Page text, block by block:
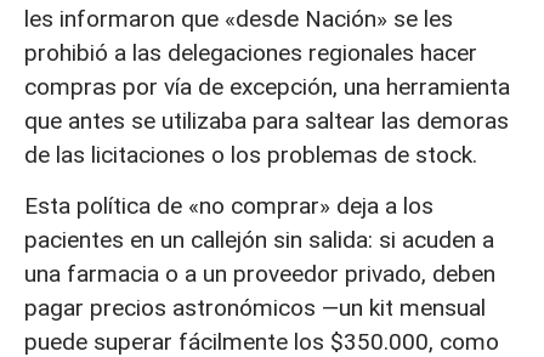
les informaron que «desde Nación» se les
prohibió a las delegaciones regionales hacer
compras por vía de excepción, una herramienta
que antes se utilizaba para saltear las demoras
de las licitaciones o los problemas de stock.
Esta política de «no comprar» deja a los
pacientes en un callejón sin salida: si acuden a
una farmacia o a un proveedor privado, deben
pagar precios astronómicos —un kit mensual
puede superar fácilmente los $350.000, como